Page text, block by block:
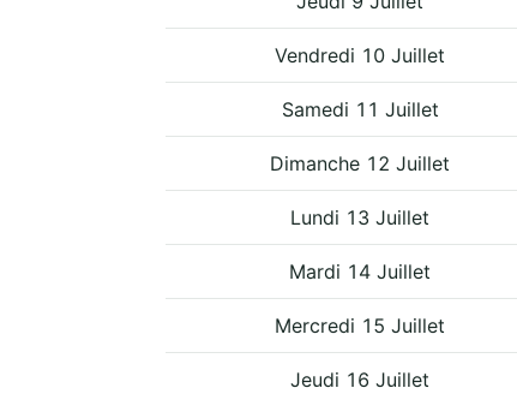
Vendredi 10 Juillet
Samedi 11 Juillet
Dimanche 12 Juillet
Lundi 13 Juillet
Mardi 14 Juillet
Mercredi 15 Juillet
Jeudi 16 Juillet